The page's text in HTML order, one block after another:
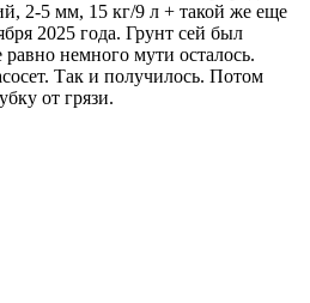
2-5 мм, 15 кг/9 л + такой же еще
2025 года. Грунт сей был
немного мути осталось.
Так и получилось. Потом
от грязи.